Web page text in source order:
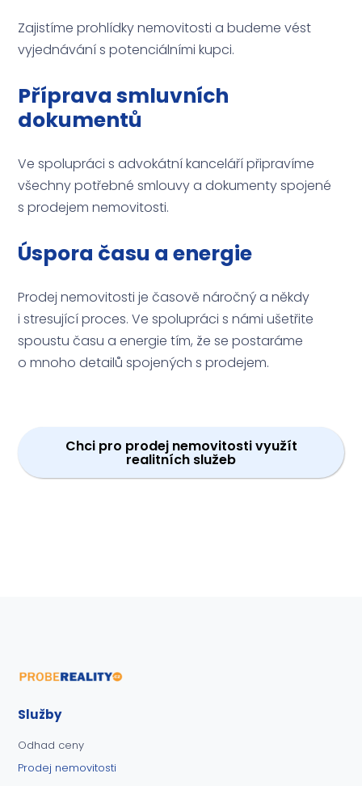
Zajistíme prohlídky nemovitosti a budeme vést
vyjednávání s potenciálními kupci.
Příprava smluvních
dokumentů
Ve spolupráci s advokátní kanceláří připravíme
všechny potřebné smlouvy a dokumenty spojené
s prodejem nemovitosti.
Úspora času a energie
Prodej nemovitosti je časově náročný a někdy
i stresující proces. Ve spolupráci s námi ušetřite
spoustu času a energie tím, že se postaráme
o mnoho detailů spojených s prodejem.
Chci pro prodej nemovitosti využít
realitních služeb
Služby
Odhad ceny
Prodej nemovitosti